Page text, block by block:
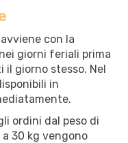
con la
giorni feriali prima
il giorno stesso. Nel
in
ordini dal peso di
30 kg vengono